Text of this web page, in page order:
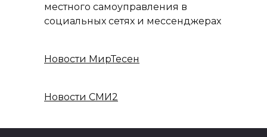
местного самоуправления в
социальных сетях и мессенджерах
Новости МирТесен
Новости СМИ2